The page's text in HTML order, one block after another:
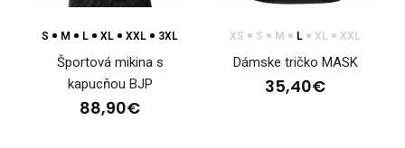
S M L XL XXL 3XL
Športová mikina s
kapucňou BJP
88,90€
XS S M L XL XXL
Dámske tričko MASK
35,40€